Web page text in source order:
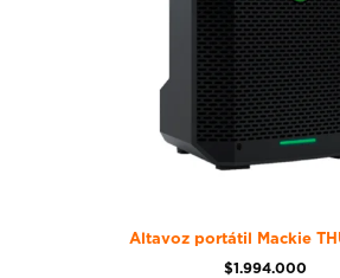
Altavoz portátil Mackie
$1.994.000